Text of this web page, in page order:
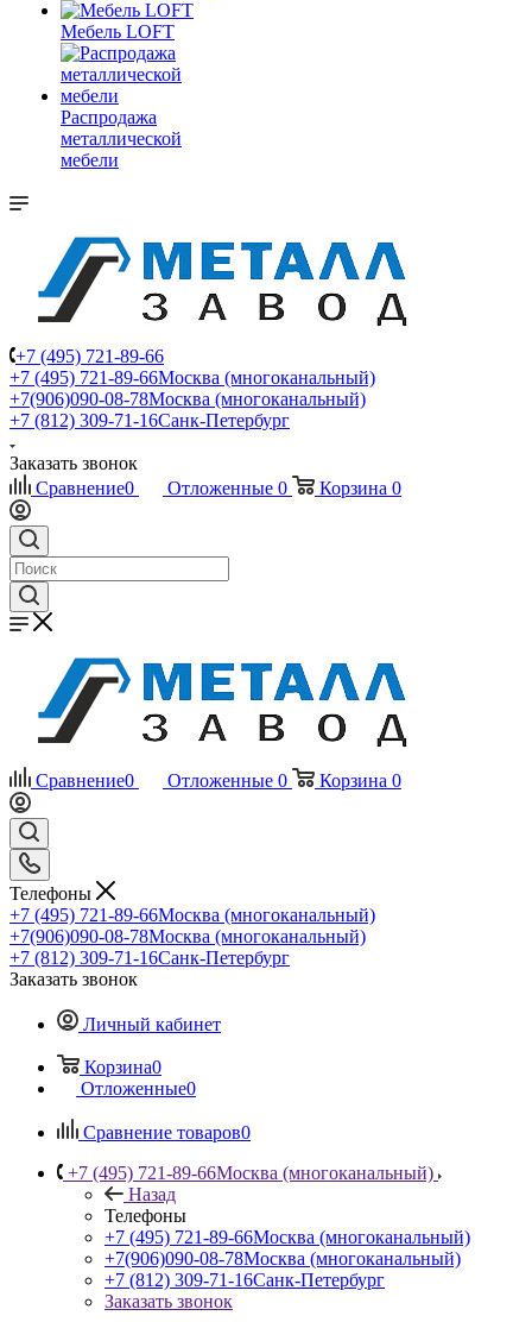
Мебель LOFT
Распродажа
металлической
мебели
+7 (495) 721-89-66
+7 (495) 721-89-66Москва (многоканальный)
+7(906)090-08-78Москва (многоканальный)
+7 (812) 309-71-16Санк-Петербург
Заказать звонок
Сравнение0 Отложенные 0 Корзина 0
Сравнение0 Отложенные 0 Корзина 0
Телефоны
+7 (495) 721-89-66Москва (многоканальный)
+7(906)090-08-78Москва (многоканальный)
+7 (812) 309-71-16Санк-Петербург
Заказать звонок
Личный кабинет
Корзина0
Отложенные0
Сравнение товаров0
+7 (495) 721-89-66Москва (многоканальный)
Назад
Телефоны
+7 (495) 721-89-66Москва (многоканальный)
+7(906)090-08-78Москва (многоканальный)
+7 (812) 309-71-16Санк-Петербург
Заказать звонок